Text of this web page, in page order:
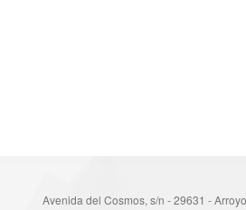
Avenida del Cosmos, s/n - 29631 -